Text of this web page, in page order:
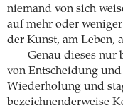
niemand von sich
auf mehr oder
der Kunst, am Leben,
Genau dieses
von Entscheidung
Wiederholung und
bezeichnenderweise